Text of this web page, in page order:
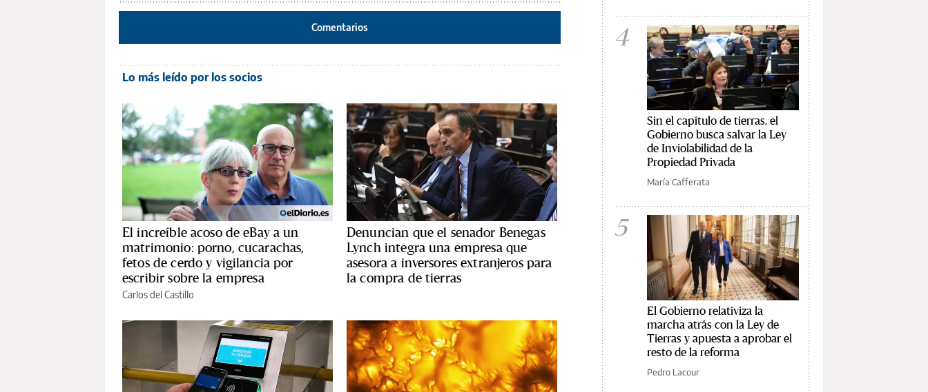
Comentarios
Lo más leído por los socios
El increíble acoso de eBay a un
matrimonio: porno, cucarachas,
fetos de cerdo y vigilancia por
escribir sobre la empresa
Carlos del Castillo
Denuncian que el senador Benegas
Lynch integra una empresa que
asesora a inversores extranjeros para
la compra de tierras
4
Sin el capítulo de tierras, el
Gobierno busca salvar la Ley
de Inviolabilidad de la
Propiedad Privada
María Cafferata
5
El Gobierno relativiza la
marcha atrás con la Ley de
Tierras y apuesta a aprobar el
resto de la reforma
Pedro Lacour